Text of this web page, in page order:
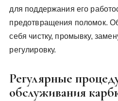
для поддержания его
предотвращения поломок.
себя чистку, промывку,
регулировку.
Регулярные
обслуживания